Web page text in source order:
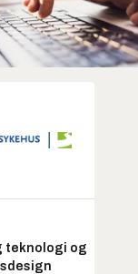
teknologi og